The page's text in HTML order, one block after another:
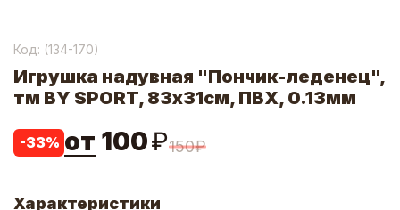
Код: (134-170)
Игрушка надувная "Пончик-леденец",
тм BY SPORT, 83х31см, ПВХ, 0.13мм
-33% от 100₽150₽
Характеристики